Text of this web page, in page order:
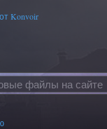
Konvoir
файлы на сайте